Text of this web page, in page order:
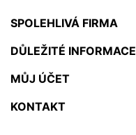
SPOLEHLIVÁ FIRMA
DŮLEŽITÉ INFORMACE
MŮJ ÚČET
KONTAKT